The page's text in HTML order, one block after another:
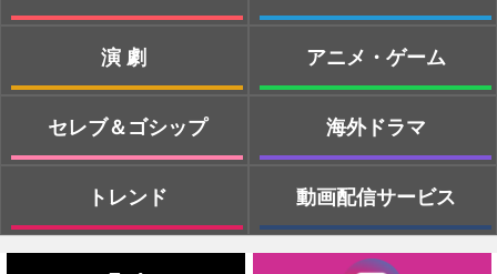
演劇
セレブ＆ゴシップ
トレンド
アニメ・ゲーム
海外ドラマ
動画配信サービス